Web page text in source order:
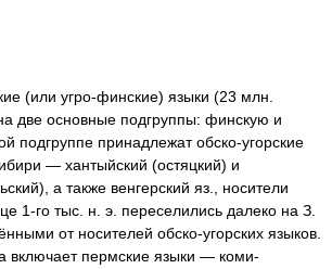
угро-финские) языки (23 млн.
две основные подгруппы: финскую и
подгруппе принадлежат обско-угорские
— хантыйский (остяцкий) и
а также венгерский яз., носители
1-го тыс. н. э. переселились далеко на З.
от носителей обско-угорских языков.
включает пермские языки — коми-